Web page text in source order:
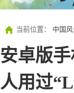
当前位置： 中国
安卓版
人用过